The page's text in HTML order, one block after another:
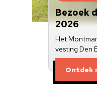
Bezoek
2026
Het
vesting Den
Ontdek